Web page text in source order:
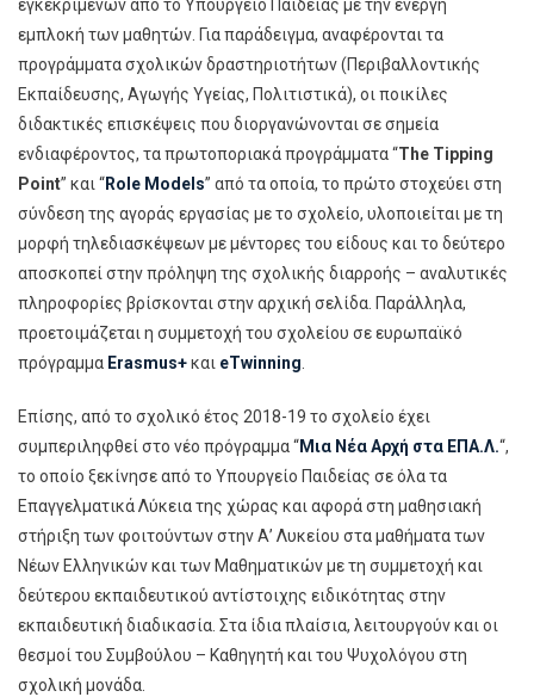
εγκεκριμένων από το Υπουργείο Παιδείας με την ενεργή
εμπλοκή των μαθητών. Για παράδειγμα, αναφέρονται τα
προγράμματα σχολικών δραστηριοτήτων (Περιβαλλοντικής
Εκπαίδευσης, Αγωγής Υγείας, Πολιτιστικά), οι ποικίλες
διδακτικές επισκέψεις που διοργανώνονται σε σημεία
ενδιαφέροντος, τα πρωτοποριακά προγράμματα “The Tipping
Point” και “Role Models” από τα οποία, το πρώτο στοχεύει στη
σύνδεση της αγοράς εργασίας με το σχολείο, υλοποιείται με τη
μορφή τηλεδιασκέψεων με μέντορες του είδους και το δεύτερο
αποσκοπεί στην πρόληψη της σχολικής διαρροής – αναλυτικές
πληροφορίες βρίσκονται στην αρχική σελίδα. Παράλληλα,
προετοιμάζεται η συμμετοχή του σχολείου σε ευρωπαϊκό
πρόγραμμα Εrasmus+και eTwinning.
Επίσης, από το σχολικό έτος 2018-19 το σχολείο έχει
συμπεριληφθεί στο νέο πρόγραμμα “Μια Νέα Αρχή στα ΕΠΑ.Λ.“,
το οποίο ξεκίνησε από το Υπουργείο Παιδείας σε όλα τα
Επαγγελματικά Λύκεια της χώρας και αφορά στη μαθησιακή
στήριξη των φοιτούντων στην Α’ Λυκείου στα μαθήματα των
Νέων Ελληνικών και των Μαθηματικών με τη συμμετοχή και
δεύτερου εκπαιδευτικού αντίστοιχης ειδικότητας στην
εκπαιδευτική διαδικασία. Στα ίδια πλαίσια, λειτουργούν και οι
θεσμοί του Συμβούλου – Καθηγητή και του Ψυχολόγου στη
σχολική μονάδα.